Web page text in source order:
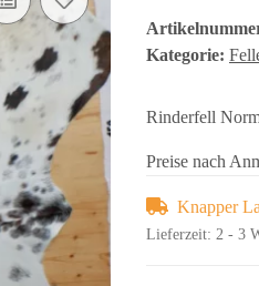
Kategorie:
Rinderfell
Preise nach
Knapper
Lieferzeit: 2 - 3